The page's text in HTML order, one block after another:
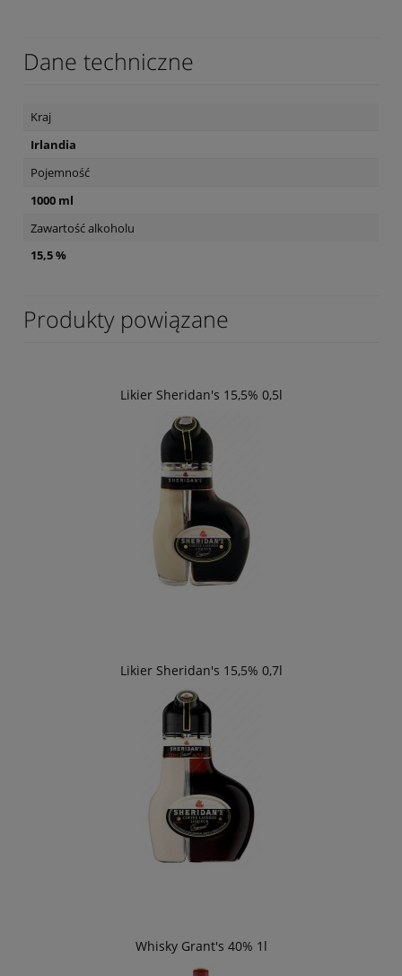
Dane techniczne
Kraj
Irlandia
Pojemność
1000 ml
Zawartość alkoholu
15,5 %
Produkty powiązane
Likier Sheridan's 15,5% 0,5l
Likier Sheridan's 15,5% 0,7l
Whisky Grant's 40% 1l